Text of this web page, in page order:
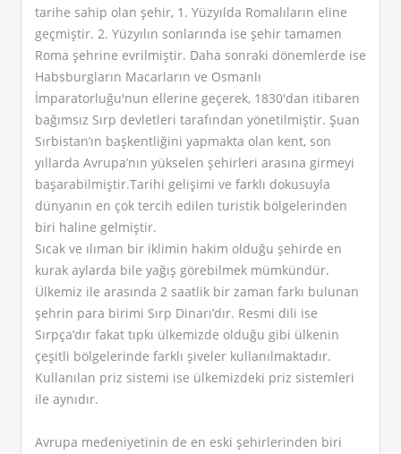
tarihe sahip olan şehir, 1. Yüzyılda Romalıların eline
geçmiştir. 2. Yüzyılın sonlarında ise şehir tamamen
Roma şehrine evrilmiştir. Daha sonraki dönemlerde ise
Habsburgların Macarların ve Osmanlı
İmparatorluğu'nun ellerine geçerek, 1830'dan itibaren
bağımsız Sırp devletleri tarafından yönetilmiştir. Şuan
Sırbistan’ın başkentliğini yapmakta olan kent, son
yıllarda Avrupa’nın yükselen şehirleri arasına girmeyi
başarabilmiştir.Tarihi gelişimi ve farklı dokusuyla
dünyanın en çok tercih edilen turistik bölgelerinden
biri haline gelmiştir.
Sıcak ve ılıman bir iklimin hakim olduğu şehirde en
kurak aylarda bile yağış görebilmek mümkündür.
Ülkemiz ile arasında 2 saatlik bir zaman farkı bulunan
şehrin para birimi Sırp Dinarı’dır. Resmi dili ise
Sırpça’dır fakat tıpkı ülkemizde olduğu gibi ülkenin
çeşitli bölgelerinde farklı şiveler kullanılmaktadır.
Kullanılan priz sistemi ise ülkemizdeki priz sistemleri
ile aynıdır.
Avrupa medeniyetinin de en eski şehirlerinden biri